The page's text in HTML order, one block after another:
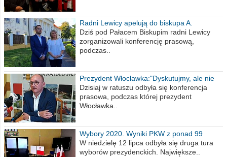
Radni Lewicy apelują do biskupa A.
Wiesława Meringa
Dziś pod Pałacem Biskupim radni Lewicy
zorganizowali konferencję prasową,
podczas..
Prezydent Włocławka:"Dyskutujmy, ale nie
obrażajmy się”
Dzisiaj w ratuszu odbyła się konferencja
prasowa, podczas której prezydent
Włocławka..
Wybory 2020. Wyniki PKW z ponad 99
procent obwodów
W niedzielę 12 lipca odbyła się druga tura
wyborów prezydenckich. Największe..